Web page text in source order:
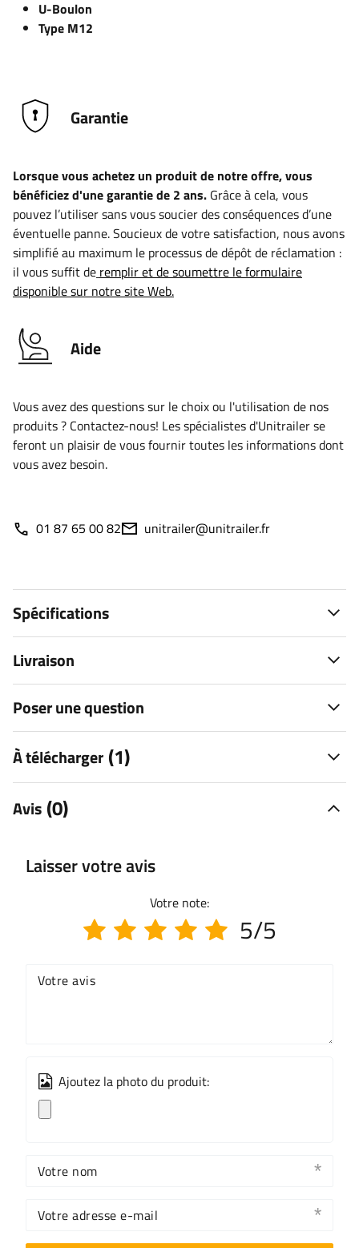
U-Boulon
Type M12
Garantie
Lorsque vous achetez un produit de notre offre, vous
bénéficiez d'une garantie de 2 ans. Grâce à cela, vous
pouvez l’utiliser sans vous soucier des conséquences d’une
éventuelle panne. Soucieux de votre satisfaction, nous avons
simplifié au maximum le processus de dépôt de réclamation :
il vous suffit de remplir et de soumettre le formulaire
disponible sur notre site Web.
Aide
Vous avez des questions sur le choix ou l'utilisation de nos
produits ? Contactez-nous! Les spécialistes d'Unitrailer se
feront un plaisir de vous fournir toutes les informations dont
vous avez besoin.
01 87 65 00 82 unitrailer@unitrailer.fr
Spécifications
Livraison
Poser une question
À télécharger (1)
Avis (0)
Laisser votre avis
Votre note:
5/5
Votre avis
Ajoutez la photo du produit:
Votre nom
Votre adresse e-mail